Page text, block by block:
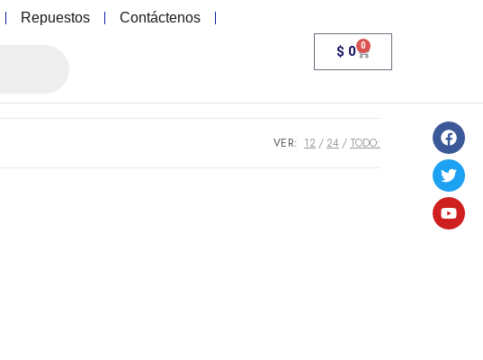
Repuestos Contáctenos
$ 0 0
VER: 12 24 TODO: